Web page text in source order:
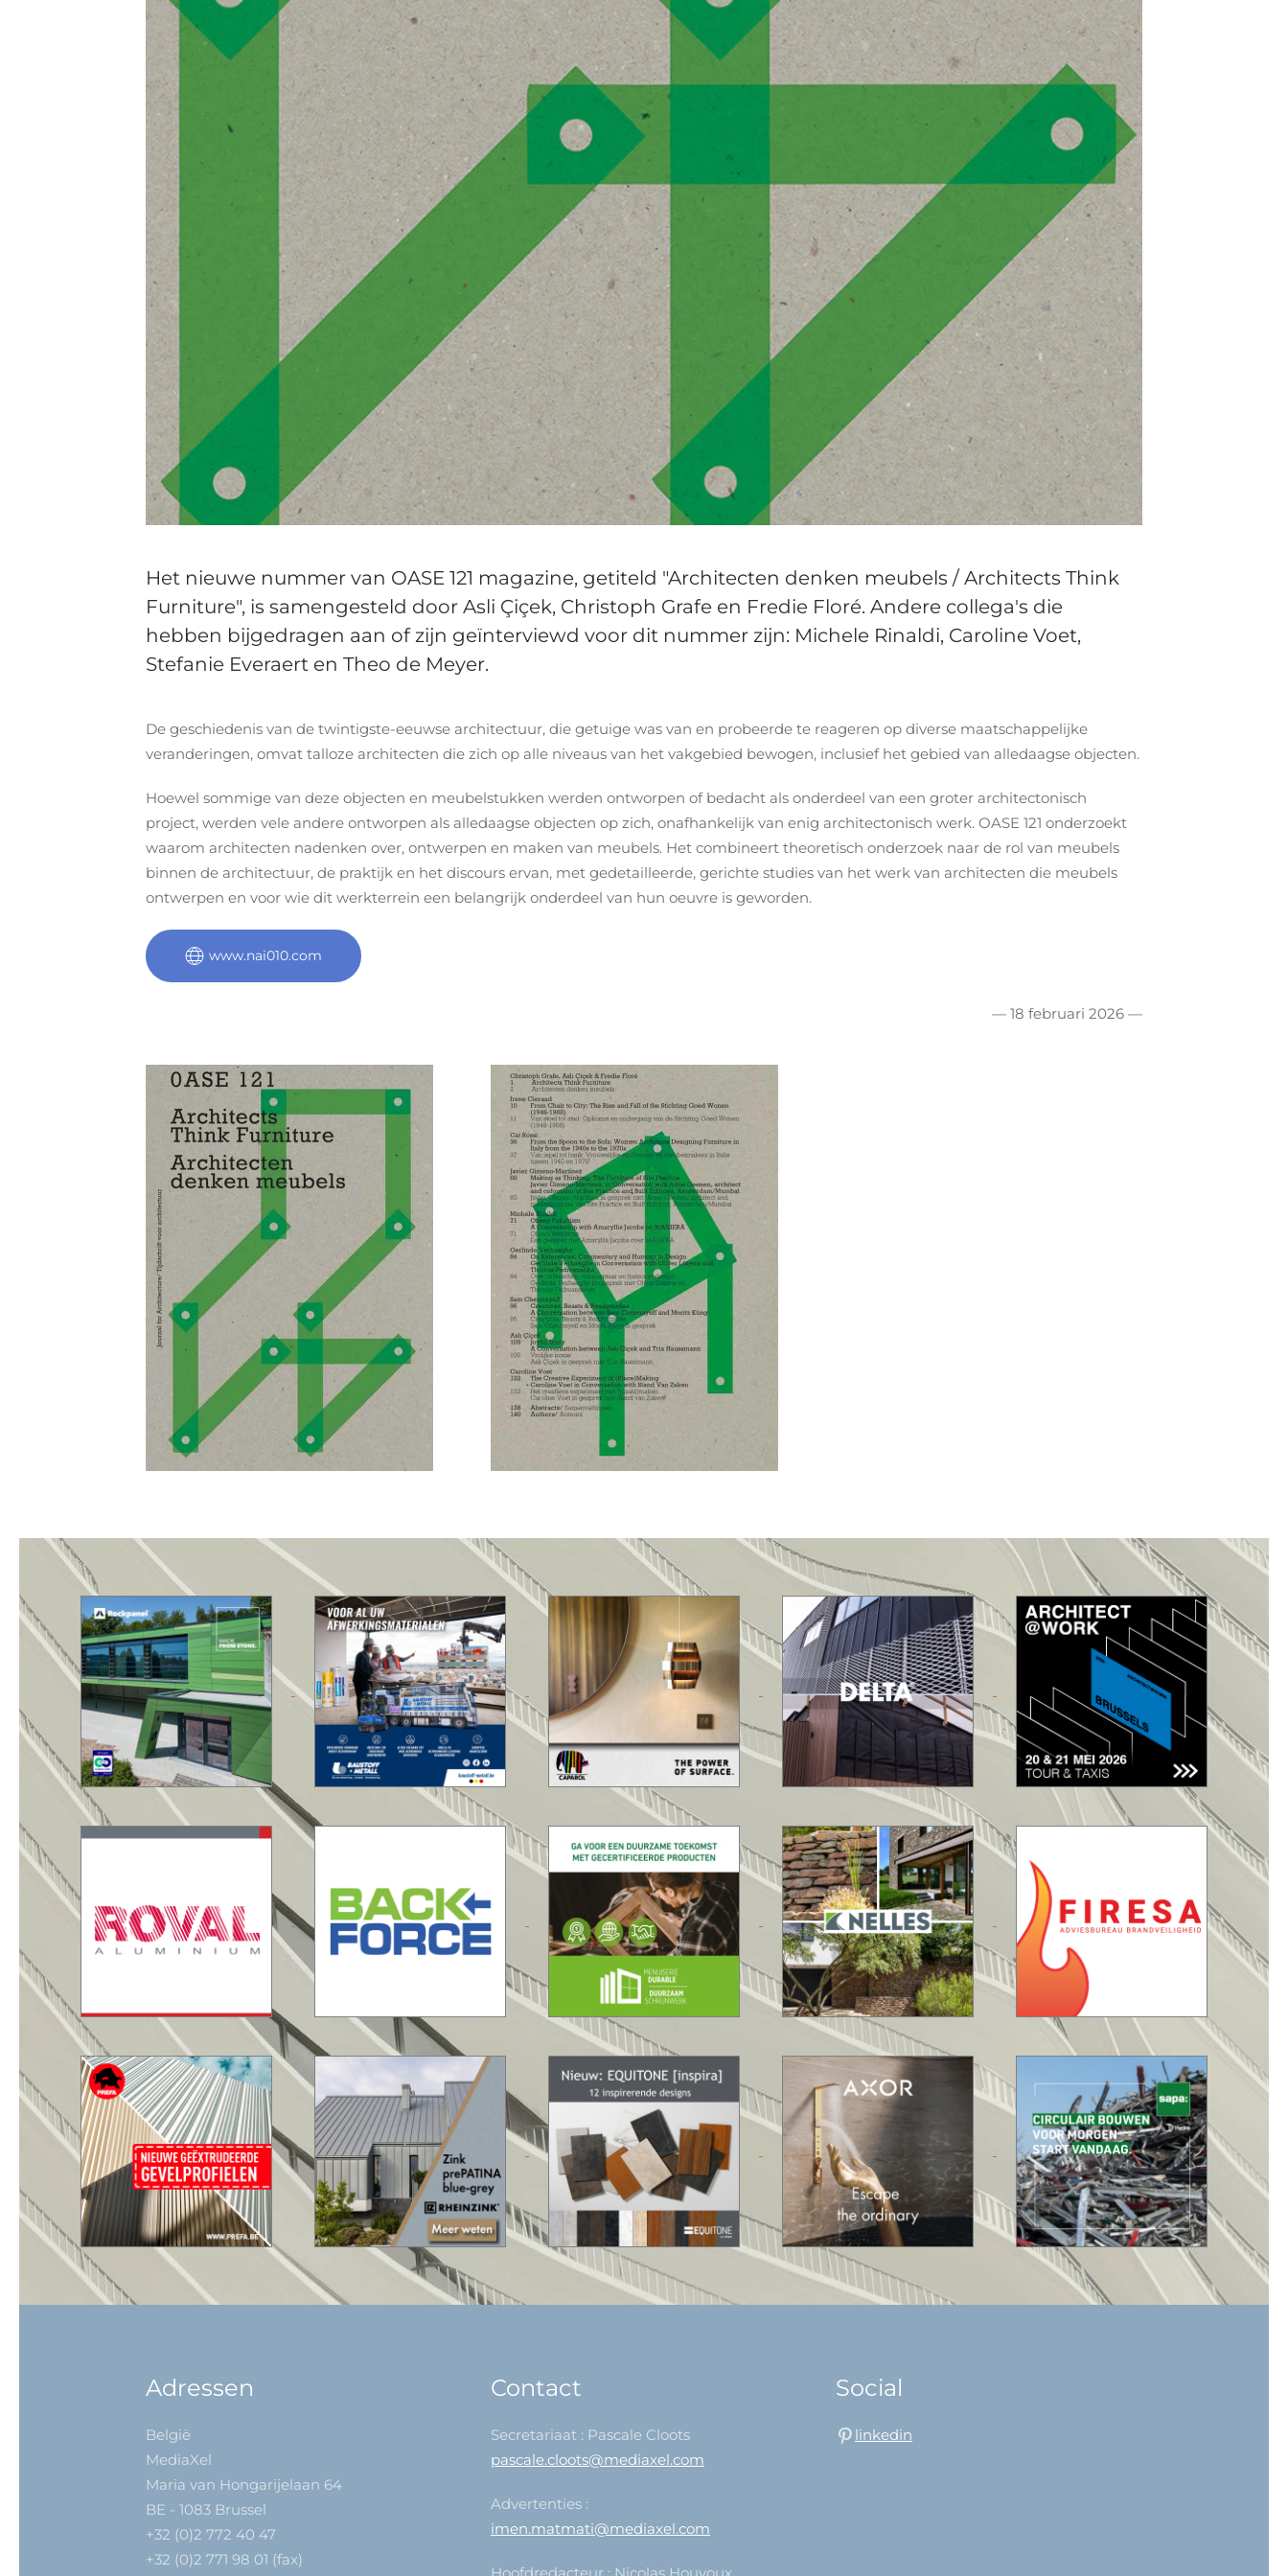
Het nieuwe nummer van OASE 121 magazine, getiteld "Architecten denken meubels / Architects Think
Furniture", is samengesteld door Asli Çiçek, Christoph Grafe en Fredie Floré. Andere collega's die
hebben bijgedragen aan of zijn geïnterviewd voor dit nummer zijn: Michele Rinaldi, Caroline Voet,
Stefanie Everaert en Theo de Meyer.
De geschiedenis van de twintigste-eeuwse architectuur, die getuige was van en probeerde te reageren op diverse maatschappelijke
veranderingen, omvat talloze architecten die zich op alle niveaus van het vakgebied bewogen, inclusief het gebied van alledaagse objecten.
Hoewel sommige van deze objecten en meubelstukken werden ontworpen of bedacht als onderdeel van een groter architectonisch
project, werden vele andere ontworpen als alledaagse objecten op zich, onafhankelijk van enig architectonisch werk. OASE 121 onderzoekt
waarom architecten nadenken over, ontwerpen en maken van meubels. Het combineert theoretisch onderzoek naar de rol van meubels
binnen de architectuur, de praktijk en het discours ervan, met gedetailleerde, gerichte studies van het werk van architecten die meubels
ontwerpen en voor wie dit werkterrein een belangrijk onderdeel van hun oeuvre is geworden.
www.nai010.com
— 18 februari 2026 —
Adressen
België
MediaXel
Maria van Hongarijelaan 64
BE - 1083 Brussel
+32 (0)2 772 40 47
+32 (0)2 771 98 01 (fax)
Contact
Secretariaat : Pascale Cloots
pascale.cloots@mediaxel.com
Advertenties :
imen.matmati@mediaxel.com
Social
linkedin